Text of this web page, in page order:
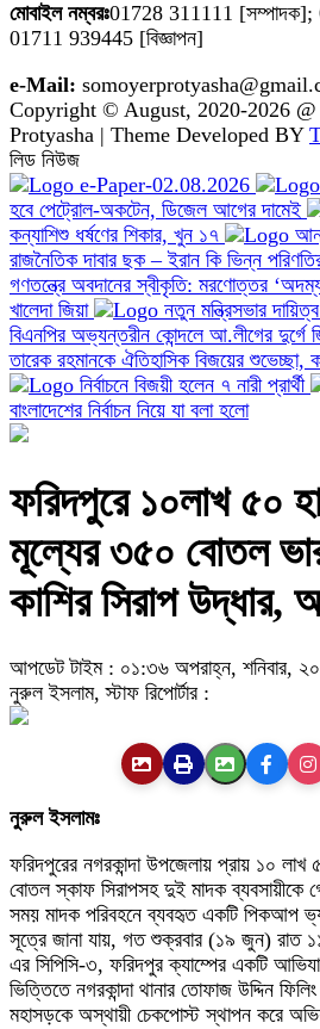
মোবাইল নম্বরঃ01728 311111 [সম্পাদক];
01711 939445 [বিজ্ঞাপন]
e-Mail:
Copyright © August, 2020-2026
Protyasha | Theme Developed BY
লিড নিউজ
e-Paper-02.08.2026
হবে পেট্রোল-অকটেন, ডিজেল আগের দামেই
কন্যাশিশু ধর্ষণের শিকার, খুন ১৭
রাজনৈতিক দাবার ছক – ইরান কি ভিন্ন
গণতন্ত্রে অবদানের স্বীকৃতি: মরণোত্তর
খালেদা জিয়া
নতুন মন্ত্রিসভার
বিএনপির অভ্যন্তরীন কোন্দলে আ.লীগের দুর্গে
তারেক রহমানকে ঐতিহাসিক বিজয়ের
নির্বাচনে বিজয়ী হলেন ৭ নারী প্রার্থী
বাংলাদেশের নির্বাচন নিয়ে যা বলা হলো
ফরিদপুরে ১০লাখ ৫০
মূল্যের ৩৫০ বোতল
কাশির সিরাপ
আপডেট টাইম : ০১:৩৬ অপরাহ্ন, শনিবার,
নুরুল ইসলাম, স্টাফ রিপোর্টার :
নুরুল ইসলামঃ
ফরিদপুরের নগরকান্দা উপজেলায় প্রায় ১০ লাখ
বোতল স্কাফ সিরাপসহ দুই মাদক ব্যবসায়ীকে
সময় মাদক পরিবহনে ব্যবহৃত একটি পিকআপ
সূত্রে জানা যায়, গত শুক্রবার (১৯ জুন) রাত
এর সিপিসি-৩, ফরিদপুর ক্যাম্পের একটি
ভিত্তিতে নগরকান্দা থানার তোফাজ উদ্দিন
মহাসড়কে অস্থায়ী চেকপোস্ট স্থাপন করে